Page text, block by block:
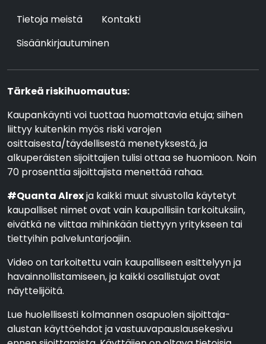
Tietoja meistä
Kontakti
Sisäänkirjautuminen
Tärkeä riskihuomautus:
Kaupankäynti voi tuottaa huomattavia etuja; siihen
liittyy kuitenkin myös riski varojen
osittaisesta/täydellisestä menetyksestä, ja
alkuperäisten sijoittajien tulisi ottaa se huomioon. Noin
70 prosenttia sijoittajista menettää rahaa.
#Quanta Alrexja kaikki muut sivustolla käytetyt
kaupalliset nimet ovat vain kaupallisiin tarkoituksiin,
eivätkä ne viittaa mihinkään tiettyyn yritykseen tai
tiettyihin palveluntarjoajiin.
Video on tarkoitettu vain kaupalliseen esittelyyn ja
havainnollistamiseen, ja kaikki osallistujat ovat
näyttelijöitä.
Lue huolellisesti kolmannen osapuolen sijoittaja-
alustan käyttöehdot ja vastuuvapauslausekesivu